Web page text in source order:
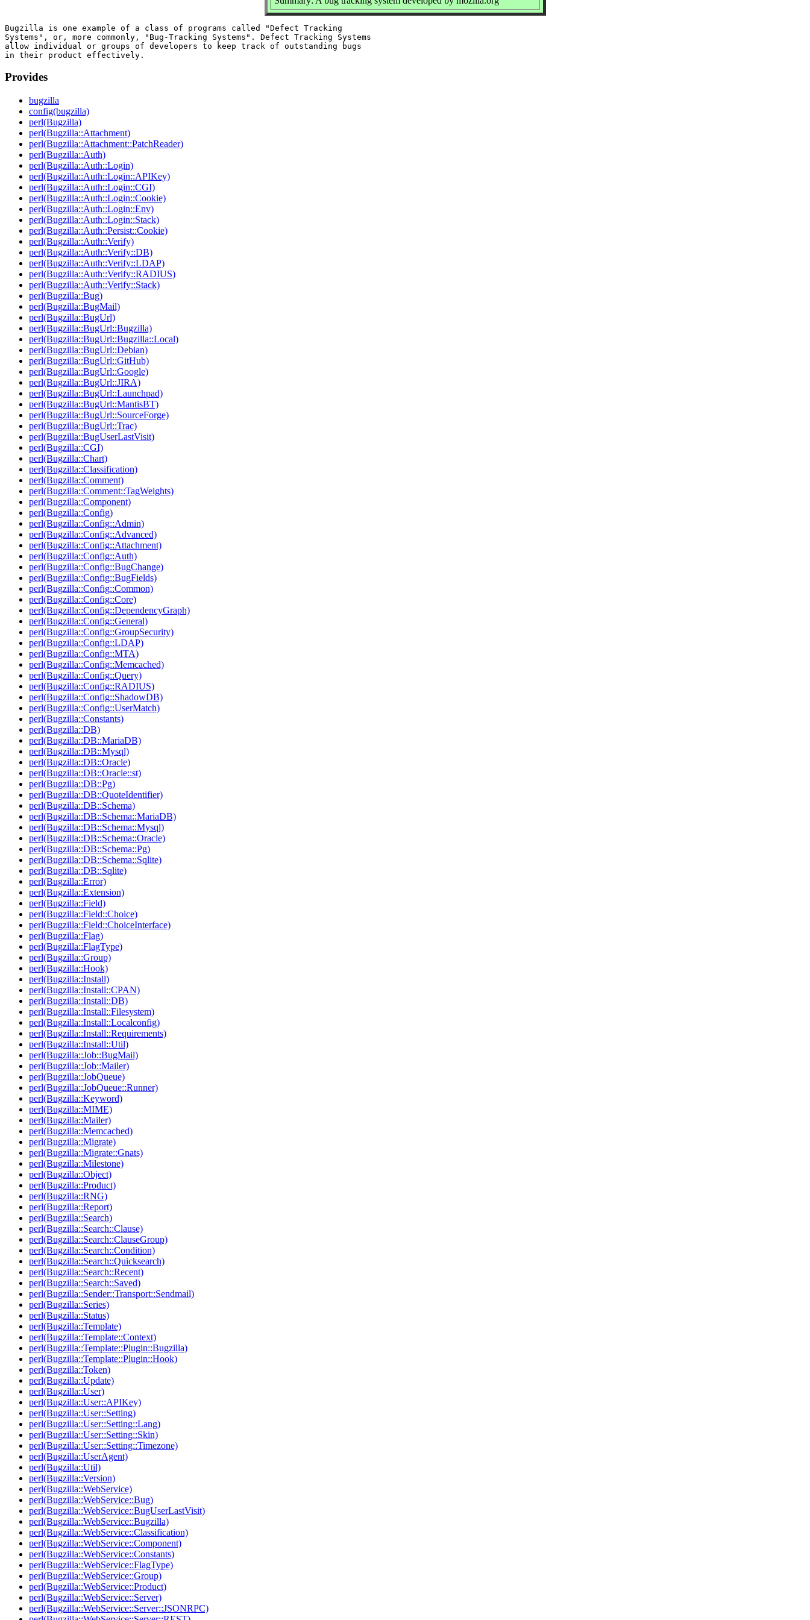
Bugzilla is one example of a class of programs called "Defect Tracking
Systems", or, more commonly, "Bug-Tracking Systems". Defect Tracking Systems
allow individual or groups of developers to keep track of outstanding bugs
Provides
bugzilla
config(bugzilla)
perl(Bugzilla)
perl(Bugzilla::Attachment)
perl(Bugzilla::Attachment::PatchReader)
perl(Bugzilla::Auth)
perl(Bugzilla::Auth::Login)
perl(Bugzilla::Auth::Login::APIKey)
perl(Bugzilla::Auth::Login::CGI)
perl(Bugzilla::Auth::Login::Cookie)
perl(Bugzilla::Auth::Login::Env)
perl(Bugzilla::Auth::Login::Stack)
perl(Bugzilla::Auth::Persist::Cookie)
perl(Bugzilla::Auth::Verify)
perl(Bugzilla::Auth::Verify::DB)
perl(Bugzilla::Auth::Verify::LDAP)
perl(Bugzilla::Auth::Verify::RADIUS)
perl(Bugzilla::Auth::Verify::Stack)
perl(Bugzilla::Bug)
perl(Bugzilla::BugMail)
perl(Bugzilla::BugUrl)
perl(Bugzilla::BugUrl::Bugzilla)
perl(Bugzilla::BugUrl::Bugzilla::Local)
perl(Bugzilla::BugUrl::Debian)
perl(Bugzilla::BugUrl::GitHub)
perl(Bugzilla::BugUrl::Google)
perl(Bugzilla::BugUrl::JIRA)
perl(Bugzilla::BugUrl::Launchpad)
perl(Bugzilla::BugUrl::MantisBT)
perl(Bugzilla::BugUrl::SourceForge)
perl(Bugzilla::BugUrl::Trac)
perl(Bugzilla::BugUserLastVisit)
perl(Bugzilla::CGI)
perl(Bugzilla::Chart)
perl(Bugzilla::Classification)
perl(Bugzilla::Comment)
perl(Bugzilla::Comment::TagWeights)
perl(Bugzilla::Component)
perl(Bugzilla::Config)
perl(Bugzilla::Config::Admin)
perl(Bugzilla::Config::Advanced)
perl(Bugzilla::Config::Attachment)
perl(Bugzilla::Config::Auth)
perl(Bugzilla::Config::BugChange)
perl(Bugzilla::Config::BugFields)
perl(Bugzilla::Config::Common)
perl(Bugzilla::Config::Core)
perl(Bugzilla::Config::DependencyGraph)
perl(Bugzilla::Config::General)
perl(Bugzilla::Config::GroupSecurity)
perl(Bugzilla::Config::LDAP)
perl(Bugzilla::Config::MTA)
perl(Bugzilla::Config::Memcached)
perl(Bugzilla::Config::Query)
perl(Bugzilla::Config::RADIUS)
perl(Bugzilla::Config::ShadowDB)
perl(Bugzilla::Config::UserMatch)
perl(Bugzilla::Constants)
perl(Bugzilla::DB)
perl(Bugzilla::DB::MariaDB)
perl(Bugzilla::DB::Mysql)
perl(Bugzilla::DB::Oracle)
perl(Bugzilla::DB::Oracle::st)
perl(Bugzilla::DB::Pg)
perl(Bugzilla::DB::QuoteIdentifier)
perl(Bugzilla::DB::Schema)
perl(Bugzilla::DB::Schema::MariaDB)
perl(Bugzilla::DB::Schema::Mysql)
perl(Bugzilla::DB::Schema::Oracle)
perl(Bugzilla::DB::Schema::Pg)
perl(Bugzilla::DB::Schema::Sqlite)
perl(Bugzilla::DB::Sqlite)
perl(Bugzilla::Error)
perl(Bugzilla::Extension)
perl(Bugzilla::Field)
perl(Bugzilla::Field::Choice)
perl(Bugzilla::Field::ChoiceInterface)
perl(Bugzilla::Flag)
perl(Bugzilla::FlagType)
perl(Bugzilla::Group)
perl(Bugzilla::Hook)
perl(Bugzilla::Install)
perl(Bugzilla::Install::CPAN)
perl(Bugzilla::Install::DB)
perl(Bugzilla::Install::Filesystem)
perl(Bugzilla::Install::Localconfig)
perl(Bugzilla::Install::Requirements)
perl(Bugzilla::Install::Util)
perl(Bugzilla::Job::BugMail)
perl(Bugzilla::Job::Mailer)
perl(Bugzilla::JobQueue)
perl(Bugzilla::JobQueue::Runner)
perl(Bugzilla::Keyword)
perl(Bugzilla::MIME)
perl(Bugzilla::Mailer)
perl(Bugzilla::Memcached)
perl(Bugzilla::Migrate)
perl(Bugzilla::Migrate::Gnats)
perl(Bugzilla::Milestone)
perl(Bugzilla::Object)
perl(Bugzilla::Product)
perl(Bugzilla::RNG)
perl(Bugzilla::Report)
perl(Bugzilla::Search)
perl(Bugzilla::Search::Clause)
perl(Bugzilla::Search::ClauseGroup)
perl(Bugzilla::Search::Condition)
perl(Bugzilla::Search::Quicksearch)
perl(Bugzilla::Search::Recent)
perl(Bugzilla::Search::Saved)
perl(Bugzilla::Sender::Transport::Sendmail)
perl(Bugzilla::Series)
perl(Bugzilla::Status)
perl(Bugzilla::Template)
perl(Bugzilla::Template::Context)
perl(Bugzilla::Template::Plugin::Bugzilla)
perl(Bugzilla::Template::Plugin::Hook)
perl(Bugzilla::Token)
perl(Bugzilla::Update)
perl(Bugzilla::User)
perl(Bugzilla::User::APIKey)
perl(Bugzilla::User::Setting)
perl(Bugzilla::User::Setting::Lang)
perl(Bugzilla::User::Setting::Skin)
perl(Bugzilla::User::Setting::Timezone)
perl(Bugzilla::UserAgent)
perl(Bugzilla::Util)
perl(Bugzilla::Version)
perl(Bugzilla::WebService)
perl(Bugzilla::WebService::Bug)
perl(Bugzilla::WebService::BugUserLastVisit)
perl(Bugzilla::WebService::Bugzilla)
perl(Bugzilla::WebService::Classification)
perl(Bugzilla::WebService::Component)
perl(Bugzilla::WebService::Constants)
perl(Bugzilla::WebService::FlagType)
perl(Bugzilla::WebService::Group)
perl(Bugzilla::WebService::Product)
perl(Bugzilla::WebService::Server)
perl(Bugzilla::WebService::Server::JSONRPC)